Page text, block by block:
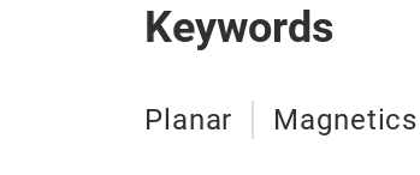
Keywords
Planar Magnetics